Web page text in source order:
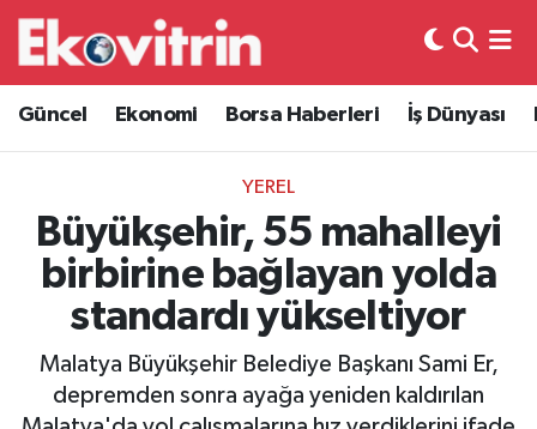
Güncel Ekonomi Borsa Haberleri İş Dünyası
YEREL
Büyükşehir, 55 mahalleyi
birbirine bağlayan yolda
standardı yükseltiyor
Malatya Büyükşehir Belediye Başkanı Sami Er,
depremden sonra ayağa yeniden kaldırılan
Güncel
Ekonomi
Borsa Haberleri
İş Dünyası
Lojistik
Otovitrin
Hava Durumu
Trafik Durumu
Süper Lig Puan Durumu ve Fikstür
Tüm Manşetler
Son Dakika Haberleri
Haber Arşivi